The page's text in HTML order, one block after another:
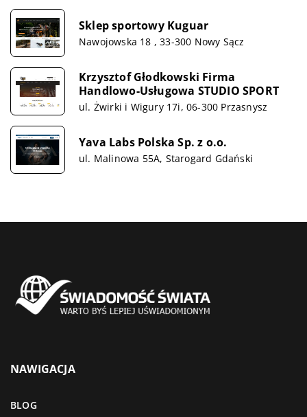
Sklep sportowy Kuguar
Nawojowska 18 , 33-300 Nowy Sącz
Krzysztof Głodkowski Firma
Handlowo-Usługowa STUDIO SPORT
ul. Żwirki i Wigury 17i, 06-300 Przasnysz
Yava Labs Polska Sp. z o.o.
ul. Malinowa 55A, Starogard Gdański
NAWIGACJA
BLOG